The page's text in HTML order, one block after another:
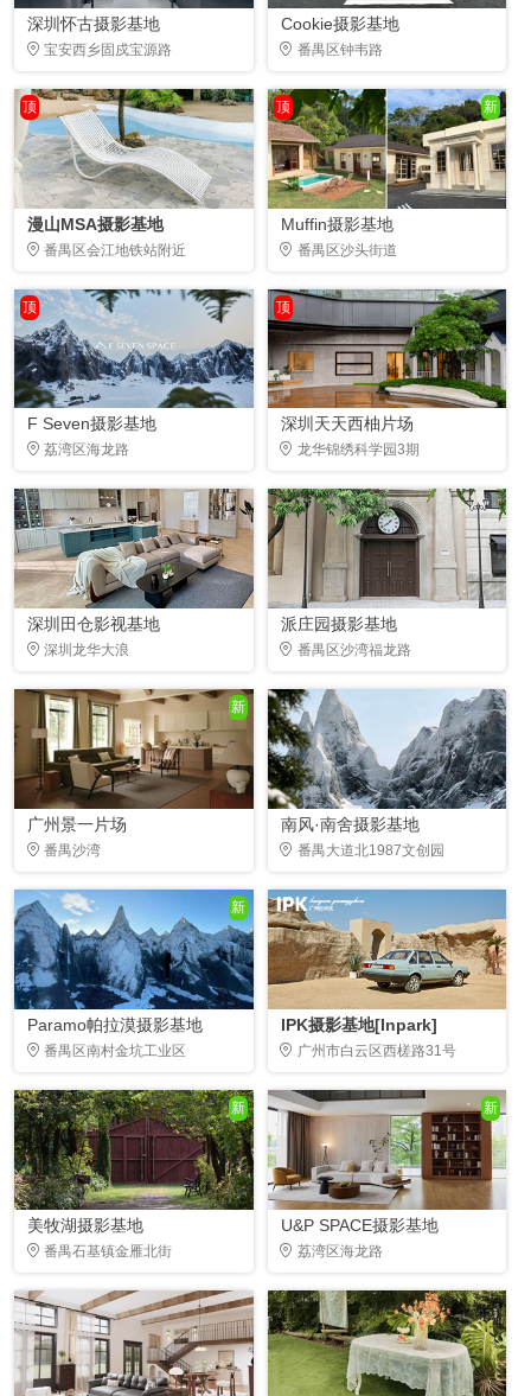
深圳怀古摄影基地
宝安西乡固戍宝源路
Cookie摄影基地
番禺区钟韦路
顶
漫山MSA摄影基地
番禺区会江地铁站附近
新
顶
Muffin摄影基地
番禺区沙头街道
顶
F Seven摄影基地
荔湾区海龙路
顶
深圳天天西柚片场
龙华锦绣科学园3期
深圳田仓影视基地
深圳龙华大浪
派庄园摄影基地
番禺区沙湾福龙路
新
广州景一片场
番禺沙湾
南风·南舍摄影基地
番禺大道北1987文创园
新
Paramo帕拉漠摄影基地
番禺区南村金坑工业区
IPK摄影基地[Inpark]
广州市白云区西槎路31号
新
美牧湖摄影基地
番禺石基镇金雁北街
新
U&P SPACE摄影基地
荔湾区海龙路